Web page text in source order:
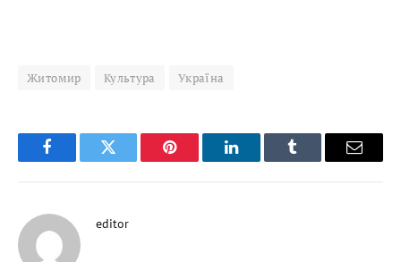
Житомир Культура Україна
FacebookTwitter Pinterest LinkedInTumblr Email
editor